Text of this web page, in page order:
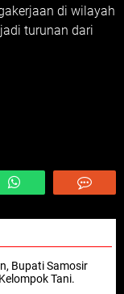
di wilayah
turunan dari
Bupati Samosir
Tani.